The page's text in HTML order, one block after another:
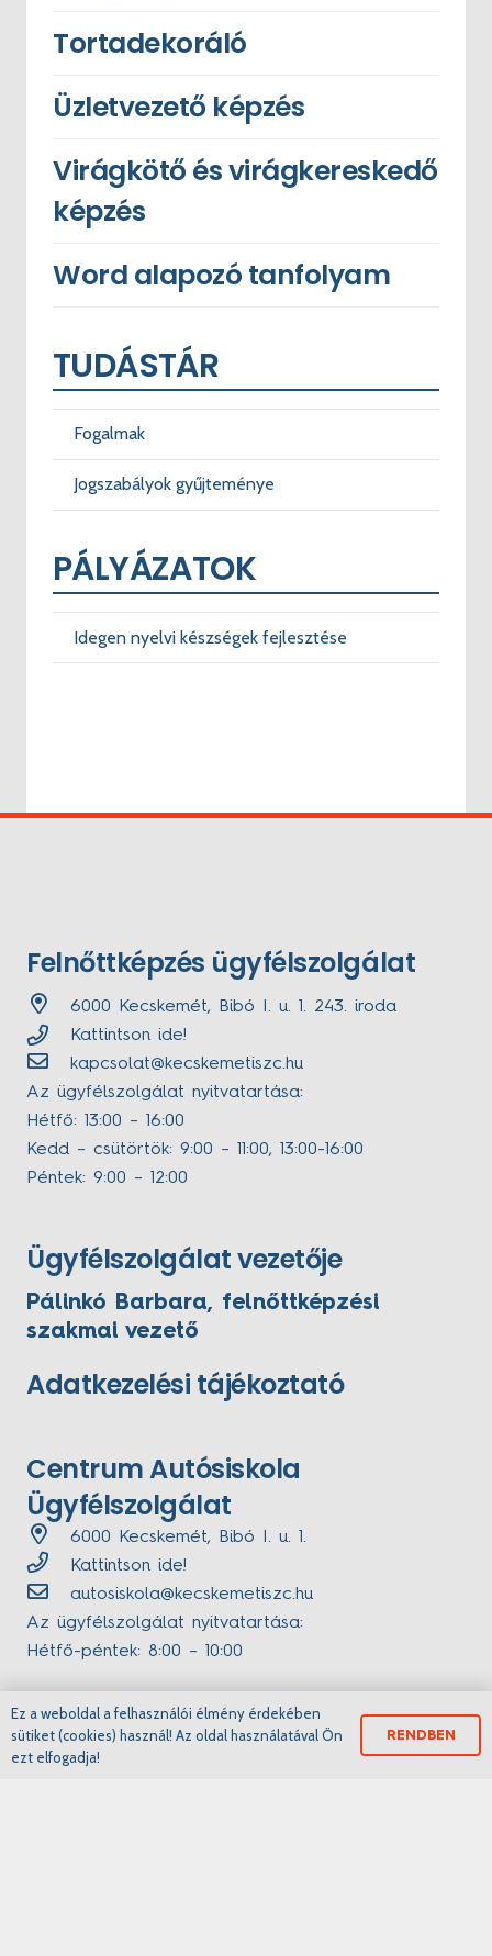
Tortadekoráló
Üzletvezető képzés
Virágkötő és virágkereskedő
képzés
Word alapozó tanfolyam
TUDÁSTÁR
Fogalmak
Jogszabályok gyűjteménye
PÁLYÁZATOK
Idegen nyelvi készségek fejlesztése
Felnőttképzés ügyfélszolgálat
6000 Kecskemét, Bibó I. u. 1. 243. iroda
Kattintson ide!
kapcsolat@kecskemetiszc.hu
Az ügyfélszolgálat nyitvatartása:
Hétfő: 13:00 – 16:00
Kedd – csütörtök: 9:00 – 11:00, 13:00-16:00
Péntek: 9:00 – 12:00
Ügyfélszolgálat vezetője
Pálinkó Barbara, felnőttképzési
szakmai vezető
Adatkezelési tájékoztató
Centrum Autósiskola
Ügyfélszolgálat
6000 Kecskemét, Bibó I. u. 1.
Kattintson ide!
autosiskola@kecskemetiszc.hu
Az ügyfélszolgálat nyitvatartása:
Hétfő-péntek: 8:00 – 10:00
Ez a weboldal a felhasználói élmény érdekében
sütiket (cookies) használ! Az oldal használatával Ön
ezt elfogadja!
RENDBEN